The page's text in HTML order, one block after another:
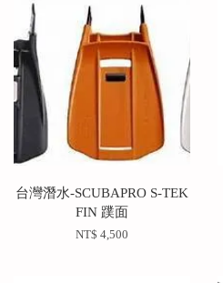
台灣潛水-SCUBAPRO S-TEK
FIN 蹼面
NT$ 4,500